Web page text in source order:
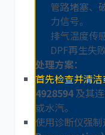
管路堵塞、
力信号。
排气温度传
DPF再生失败
处理方案：
首先检查并清
4928594及其
或水汽。
使用诊断仪强制